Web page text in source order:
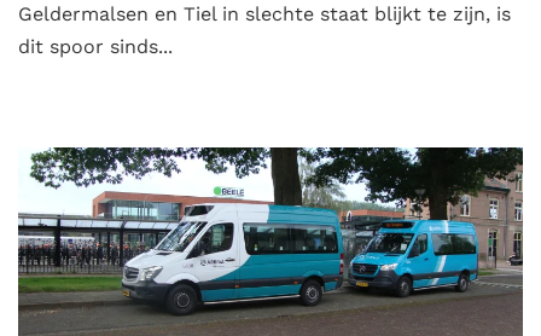
Geldermalsen en Tiel in slechte staat blijkt te zijn, is
dit spoor sinds...